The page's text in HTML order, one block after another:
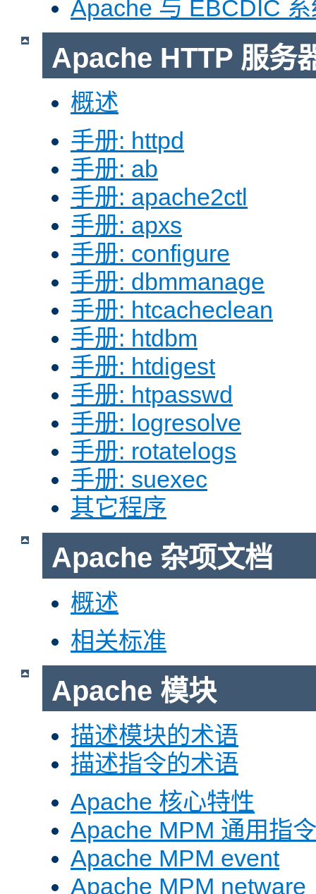
Apache 与 EBCDIC
Apache HTTP 服务
概述
手册: httpd
手册: ab
手册: apache2ctl
手册: apxs
手册: configure
手册: dbmmanage
手册: htcacheclean
手册: htdbm
手册: htdigest
手册: htpasswd
手册: logresolve
手册: rotatelogs
手册: suexec
其它程序
Apache 杂项文档
概述
相关标准
Apache 模块
描述模块的术语
描述指令的术语
Apache 核心特性
Apache MPM 通用指令
Apache MPM event
Apache MPM netware